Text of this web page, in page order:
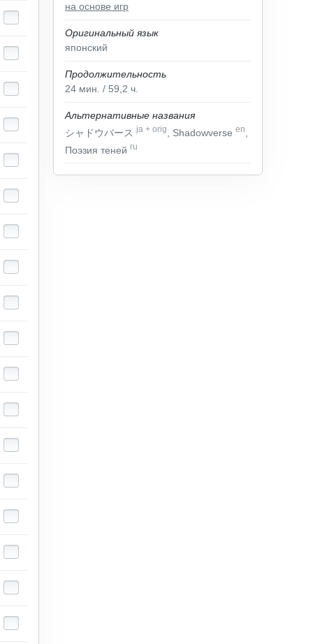
на основе игр
Оригинальный язык
японский
Продолжительность
24 мин. / 59,2 ч.
Альтернативные названия
シャドウバースja + orig , Shadowverse en
Поэзия теней ru